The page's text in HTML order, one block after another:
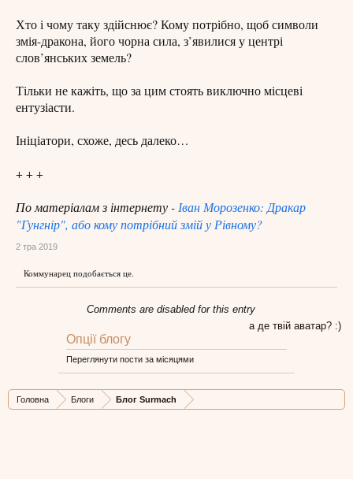
Хто і чому таку здійснює? Кому потрібно, щоб символи
змія-дракона, його чорна сила, з’явилися у центрі
слов’янських земель?
Тільки не кажіть, що за цим стоять виключно місцеві
ентузіасти.
Ініціатори, схоже, десь далеко…
+ + +
По матеріалам з інтернету - Іван Морозенко: Дракар
"Гунгнір", або кому потрібний змій у Рівному?
2 тра 2019
Коммунарец подобається це.
Comments are disabled for this entry
а де твій аватар? :)
Опції блогу
Переглянути пости за місяцями
Головна Блоги Блог Surmach